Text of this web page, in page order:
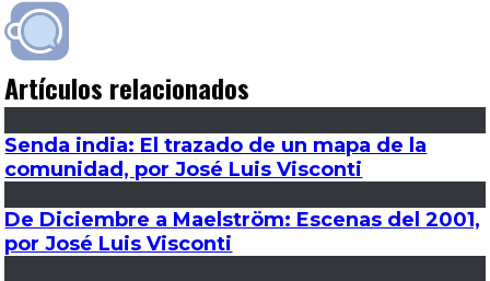
Artículos relacionados
Senda india: El trazado de un mapa de la
comunidad, por José Luis Visconti
De Diciembre a Maelström: Escenas del 2001,
por José Luis Visconti